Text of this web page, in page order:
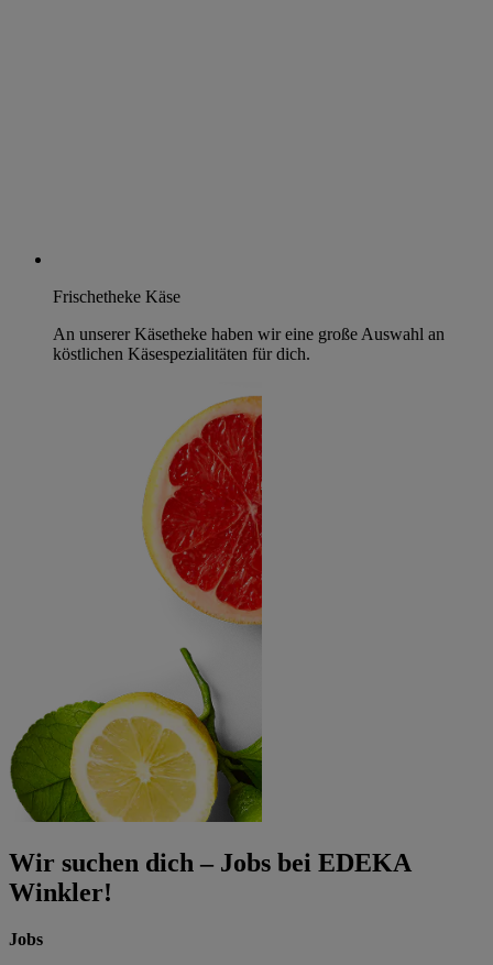
Frischetheke Käse
An unserer Käsetheke haben wir eine große Auswahl an
köstlichen Käsespezialitäten für dich.
Wir suchen dich – Jobs bei EDEKA
Winkler!
Jobs